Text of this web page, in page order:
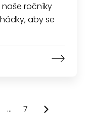
ročníky
aby se
... 7